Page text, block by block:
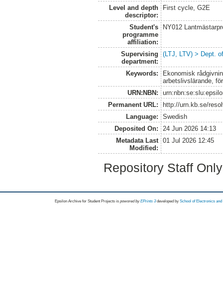
Level and depth
descriptor:
First cycle, G2E
Student's
programme
affiliation:
NY012
Supervising
department:
(LTJ, LTV) > Dept.
Keywords:
Ekonomisk
arbetslivslärande,
URN:NBN:
Permanent URL:
http://urn.kb.se/
Language:
Swedish
Deposited On:
24 Jun 2026 14:13
Metadata Last
Modified:
01 Jul 2026 12:45
Repository Staff
Epsilon Archive for Student Projects is powored byEPrints 3 developed by School of Electronics